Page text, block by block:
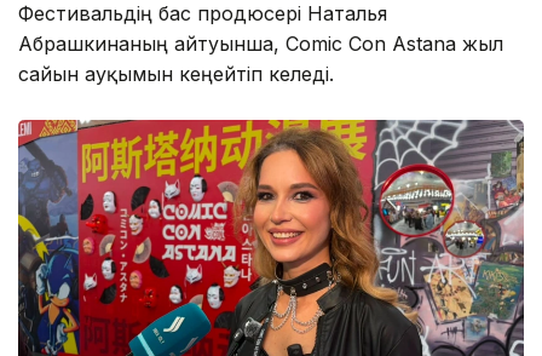
Фестивальдің бас продюсері Наталья
Абрашкинаның айтуынша, Comic Con Astana жыл